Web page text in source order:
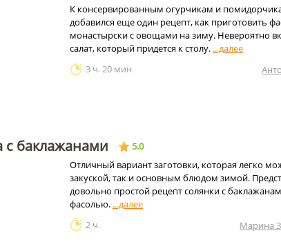
К консервированным огурчикам и
добавился еще один рецепт, как приготовить
монастырски с овощами на зиму. Невероятно
салат, который придется к столу.
3 ч. 20 мин
с баклажанами
5.0
Отличный вариант заготовки, которая легко
закуской, так и основным блюдом зимой.
довольно простой рецепт солянки с
фасолью.
2 ч.
Марина